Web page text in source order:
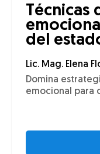
Técnicas
del
Lic. Mag. Elena
Domina
emocional para